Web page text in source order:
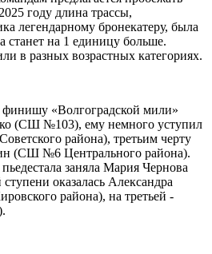
году длина трассы,
легендарному бронекатеру, была
станет на 1 единицу больше.
в разных возрастных категориях.
«Волгоградской мили»
(СШ №103), ему немного уступил
района), третьим черту
(СШ №6 Центрального района).
заняла Мария Чернова
оказалась Александра
района), на третьей -